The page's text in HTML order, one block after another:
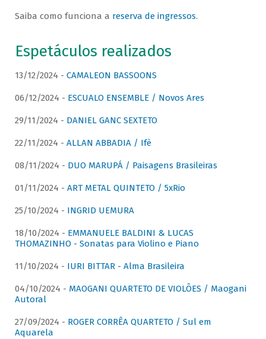
Saiba como funciona a reserva de ingressos.
Espetáculos realizados
13/12/2024 - CAMALEON BASSOONS
06/12/2024 - ESCUALO ENSEMBLE / Novos Ares
29/11/2024 - DANIEL GANC SEXTETO
22/11/2024 - ALLAN ABBADIA / Ifè
08/11/2024 - DUO MARUPÁ / Paisagens Brasileiras
01/11/2024 - ART METAL QUINTETO / 5xRio
25/10/2024 - INGRID UEMURA
18/10/2024 - EMMANUELE BALDINI & LUCAS
THOMAZINHO - Sonatas para Violino e Piano
11/10/2024 - IURI BITTAR - Alma Brasileira
04/10/2024 - MAOGANI QUARTETO DE VIOLÕES / Maogani
Autoral
27/09/2024 - ROGER CORRÊA QUARTETO / Sul em
Aquarela